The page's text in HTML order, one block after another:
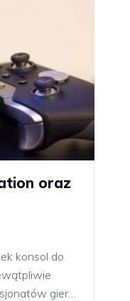
oraz
konsol do
gier…